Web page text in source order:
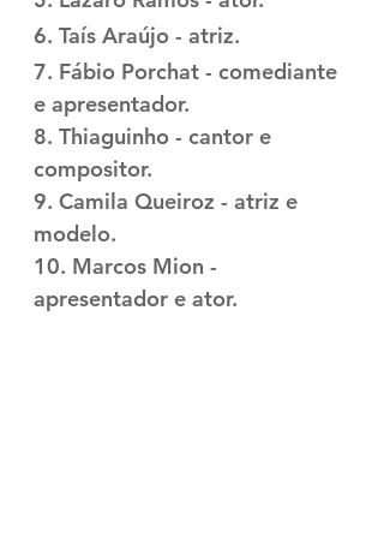
6. Taís Araújo - atriz.
7. Fábio Porchat - comediante
e apresentador.
8. Thiaguinho - cantor e
compositor.
9. Camila Queiroz - atriz e
modelo.
10. Marcos Mion -
apresentador e ator.